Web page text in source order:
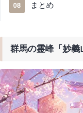
08 まとめ
群馬の霊峰「妙義